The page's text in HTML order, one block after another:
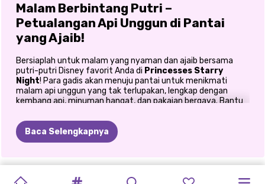
Malam Berbintang Putri –
Petualangan Api Unggun di Pantai
yang Ajaib!
Bersiaplah untuk malam yang nyaman dan ajaib bersama
putri-putri Disney favorit Anda di Princesses Starry
Night! Para gadis akan menuju pantai untuk menikmati
malam api unggun yang tak terlupakan, lengkap dengan
kembang api, minuman hangat, dan pakaian bergaya. Bantu
menghias tempat yang sempurna di tepi pantai, dan nikmati
malam yang indah di bawah bintang-bintang yang berkelap-
kelip. Mari kita buat malam ini berkilau!
Berdandan untuk Malam yang Nyaman
di Pantai!
Baca Selengkapnya
GAYA
DANDANAN
JEANS PENJAHAT ELIZA